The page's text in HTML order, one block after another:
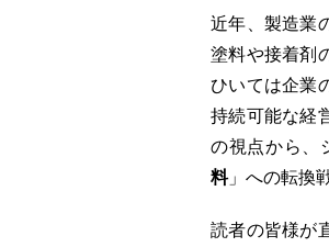
近年、製造業
塗料や接着剤
ひいては企業
持続可能な経
の視点から、
料」への転換
読者の皆様が